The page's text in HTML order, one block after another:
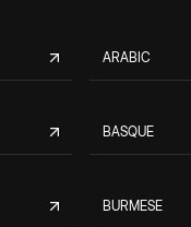
ARABIC
BASQUE
BURMESE